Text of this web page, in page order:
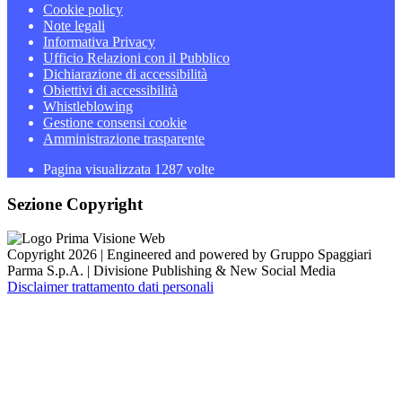
Cookie policy
Note legali
Informativa Privacy
Ufficio Relazioni con il Pubblico
Dichiarazione di accessibilità
Obiettivi di accessibilità
Whistleblowing
Gestione consensi cookie
Amministrazione trasparente
Pagina visualizzata 1287 volte
Sezione Copyright
Copyright 2026 | Engineered and powered by Gruppo Spaggiari
Parma S.p.A. | Divisione Publishing & New Social Media
Disclaimer trattamento dati personali